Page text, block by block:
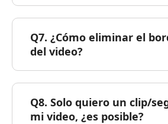
Q7. ¿Cómo eliminar el
del video?
Q8. Solo quiero un clip/
mi video, ¿es posible?